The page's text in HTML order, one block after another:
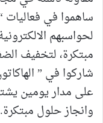
ساهموا في فعاليات
لحواسبهم
مبتكرة، لتخفيف
شاركوا في ”
على مدار يومين
وانجاز حلول مبتكرة.